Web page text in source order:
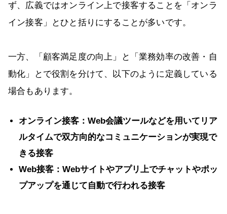
ず、広義ではオンライン上で接客することを「オンラ
イン接客」とひと括りにすることが多いです。
一方、「顧客満足度の向上」と「業務効率の改善・自
動化」とで役割を分けて、以下のように定義している
場合もあります。
オンライン接客：Web会議ツールなどを用いてリア
ルタイムで双方向的なコミュニケーションが実現で
きる接客
Web接客：Webサイトやアプリ上でチャットやポッ
プアップを通じて自動で行われる接客